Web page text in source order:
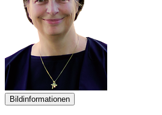
Bildinformationen